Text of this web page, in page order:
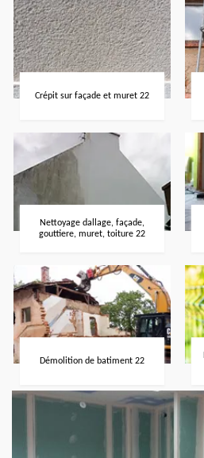
Crépit sur façade et muret 22
Nettoyage dallage, façade,
gouttiere, muret, toiture 22
Démolition de batiment 22